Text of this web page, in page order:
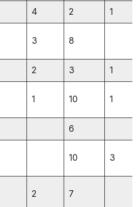
4 2 1
3 8
2 3 1
1 10 1
6
10 3
2 7